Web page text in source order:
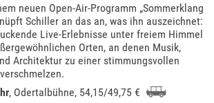
neuen Open-Air-Programm „Sommerklang
Schiller an das an, was ihn auszeichnet:
Live-Erlebnisse unter freiem Himmel
Orten, an denen Musik,
Architektur zu einer stimmungsvollen
, Odertalbühne, 54,15/49,75 €